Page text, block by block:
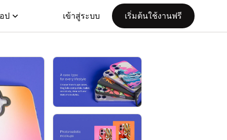
ป เข้าสู่ระบบ เริ่มต้นใช้งานฟรี